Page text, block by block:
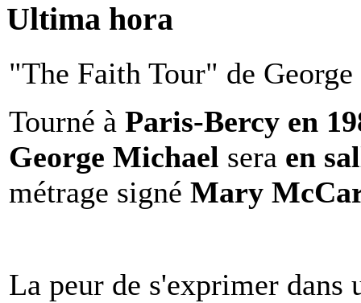
Ultima hora
"The Faith Tour" de
Tourné à Paris-Bercy en
George Michael sera en
métrage signé Mary
La peur de s'exprimer dans